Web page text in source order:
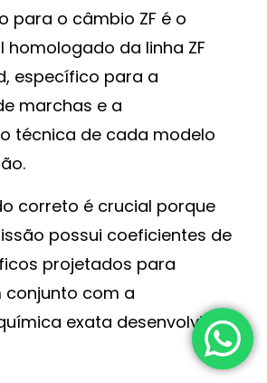
para o câmbio ZF é o
homologado da linha ZF
específico para a
marchas e a
técnica de cada modelo
correto é crucial porque
possui coeficientes de
projetados para
conjunto com a
exata desenvolvida